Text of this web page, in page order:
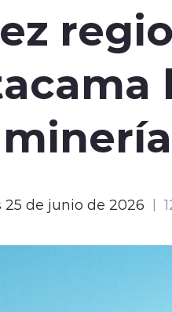
25 de junio de 2026